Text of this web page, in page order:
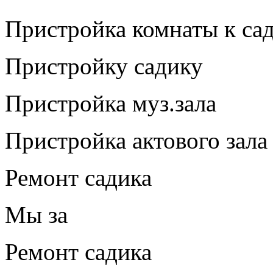
Пристройка комнаты к
Пристройку садику
Пристройка муз.зала
Пристройка актового
Ремонт садика
Мы за
Ремонт садика